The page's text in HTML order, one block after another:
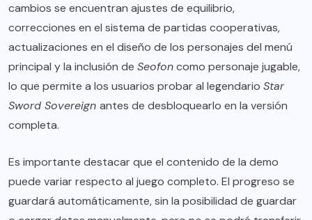
cambios se encuentran ajustes de equilibrio,
correcciones en el sistema de partidas cooperativas,
actualizaciones en el diseño de los personajes del menú
principal y la inclusión de Seofoncomo personaje jugable,
lo que permite a los usuarios probar al legendario Star
Sword Sovereign antes de desbloquearlo en la versión
completa.
Es importante destacar que el contenido de la demo
puede variar respecto al juego completo. El progreso se
guardará automáticamente, sin la posibilidad de guardar